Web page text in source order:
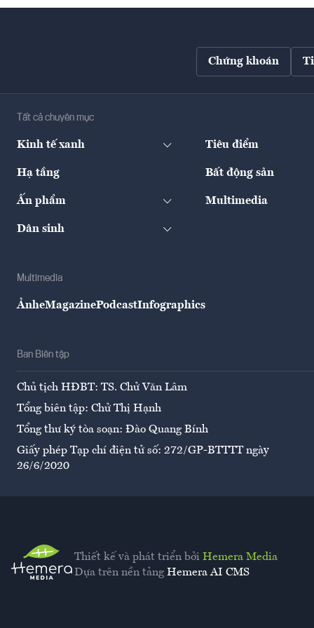
Chứng khoán
Tất cả chuyên mục
Kinh tế xanh Tiêu điểm
Hạ tầng Bất động sản
Ấn phẩm Multimedia
Dân sinh
Multimedia
ẢnheMagazinePodcastInfographics
Ban Biên tập
Chủ tịch HĐBT: TS. Chử Văn Lâm
Tổng biên tập: Chử Thị Hạnh
Tổng thư ký tòa soạn: Đào Quang Bính
Giấy phép Tạp chí điện tử số: 272/GP-BTTTT ngày
26/6/2020
Thiết kế và phát triển bởi Hemera Media
Dựa trên nền tảng Hemera AI CMS